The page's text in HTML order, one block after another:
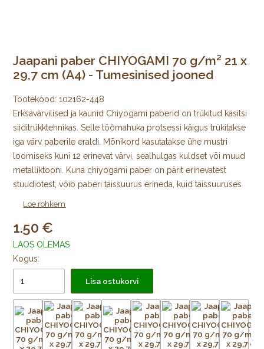
Jaapani paber CHIYOGAMI 70 g/m² 21 x
29,7 cm (A4) - Tumesinised jooned
Tootekood: 102162-448
Erksavärvilised ja kaunid Chiyogami paberid on trükitud käsitsi
siiditrükktehnikas. Selle töömahuka protsessi käigus trükitakse
iga värv paberile eraldi. Mõnikord kasutatakse ühe mustri
loomiseks kuni 12 erinevat värvi, sealhulgas kuldset või muud
metalliktooni. Kuna chiyogami paber on pärit erinevatest
stuudiotest, võib paberi täissuurus erineda, kuid täissuuruses
lehe mustriline ala on alati 64 × 98 cm, mida ümbritseb igast
Algselt Edo ajastul välja töötatud jaapani värviliste
kujundustega mooruspuupaberid trükiti puulõigete abil
väikeste kodutarvikute katmiseks ja pabernukkude
meisterdamiseks. Tänapäeval trükitakse Chiyogamit kõikjal
Jaapanis käsitsi siiditrükis väikestes stuudiotes. Trükkimiseks
kasutatakse pleekimiskindlaid pigmente. Uusi mustreid, nii
traditsioonilisi kui ka kaasaegseid, toodetakse pidevalt
lõpututes värvikombinatsioonides.
Loe rohkem
1.50
LAOS OLEMAS
Kogus:
Lisa ostukorvi